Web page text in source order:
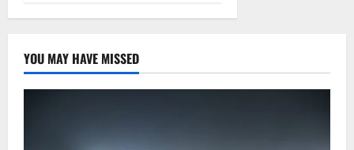
YOU MAY HAVE MISSED